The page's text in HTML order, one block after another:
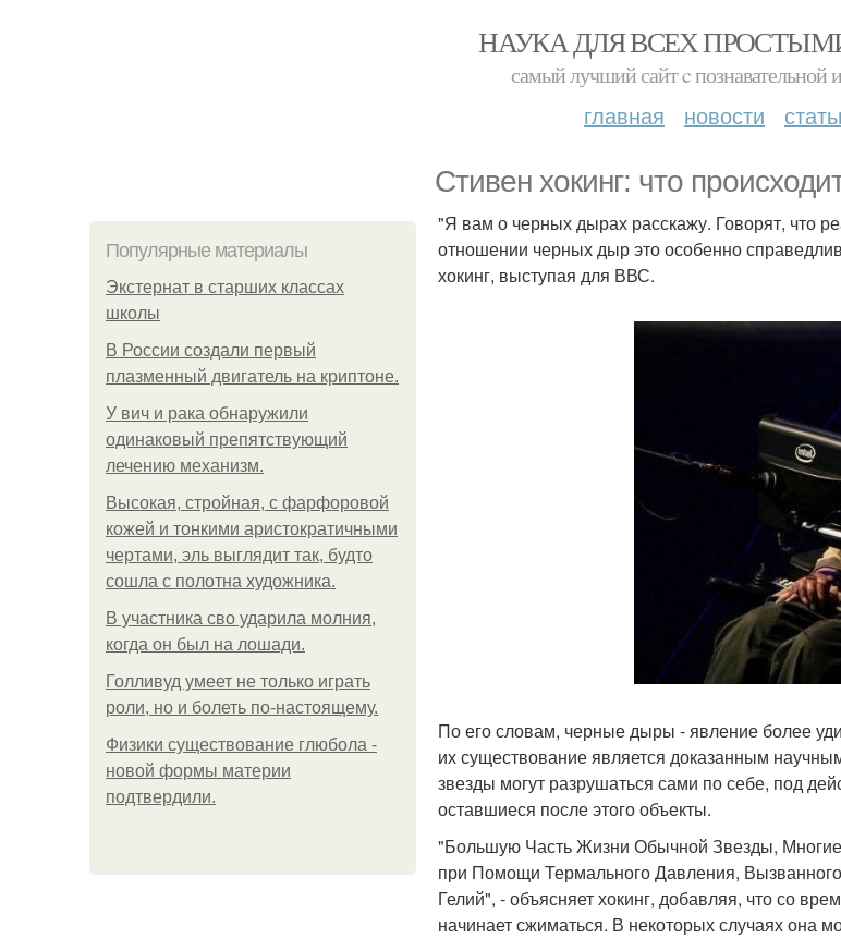
НАУКА ДЛЯ ВСЕХ
самый лучший сайт c познавательной
главная новости
Стивен хокинг: что
Популярные материалы
Экстернат в старших классах
школы
В России создали первый
плазменный двигатель на криптоне.
У вич и рака обнаружили
одинаковый препятствующий
лечению механизм.
Высокая, стройная, с фарфоровой
кожей и тонкими аристократичными
чертами, эль выглядит так, будто
сошла с полотна художника.
В участника сво ударила молния,
когда он был на лошади.
Голливуд умеет не только играть
роли, но и болеть по-настоящему.
Физики существование глюбола -
новой формы материи
подтвердили.
"Я вам о черных дырах расскажу. Говорят, что
отношении черных дыр это особенно
хокинг, выступая для ВВС.
По его словам, черные дыры - явление более
их существование является доказанным
звезды могут разрушаться сами по себе, под
оставшиеся после этого объекты.
"Большую Часть Жизни Обычной Звезды,
при Помощи Термального Давления,
Гелий", - объясняет хокинг, добавляя, что со
начинает сжиматься. В некоторых случаях она